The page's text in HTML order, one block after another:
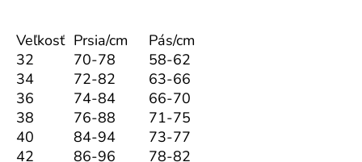
Veľkosť Prsia/cm
Pás/cm
32
70-78
58-62
34
72-82
63-66
36
74-84
66-70
38
76-88
71-75
40
84-94
73-77
42
86-96 78-82